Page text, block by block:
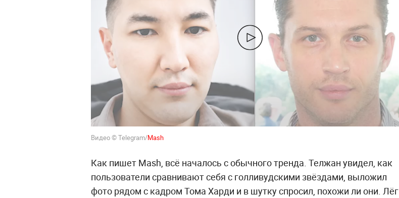
Видео © Telegram/Mash
Как пишет Mash, всё началось с обычного тренда. Телжан увидел, как
пользователи сравнивают себя с голливудскими звёздами, выложил
фото рядом с кадром Тома Харди и в шутку спросил, похожи ли они. Лёг